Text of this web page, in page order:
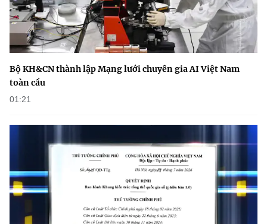
Chọn ngôn ngữ
Vietnamese English
Điều khoản sử dụng Theo dõi MST: Góp ý
Cơ quan chủ quản: Bộ Khoa học và Công nghệ (MST)
Chịu trách nhiệm nội dung: Nguyễn Thị Hải Hằng
Giám đốc Trung tâm Truyền thông Khoa học và Công nghệ.
Địa chỉ: Ban Biên tập Cổng TTĐT - 18 Nguyễn Du, TP. Hà Nội
Bộ KH&CN thành lập Mạng lưới chuyên gia AI Việt Nam
toàn cầu
01:21